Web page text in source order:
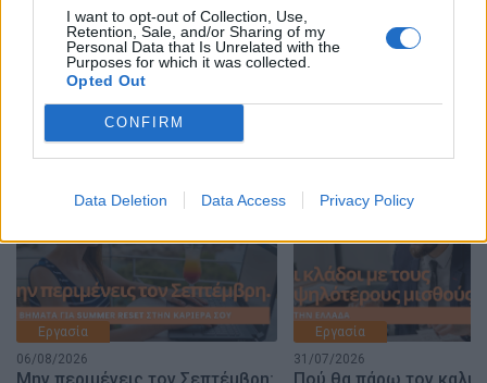
I want to opt-out of Collection, Use,
Retention, Sale, and/or Sharing of my
Personal Data that Is Unrelated with the
Purposes for which it was collected.
Opted Out
CONFIRM
Data Deletion Data Access Privacy Policy
Αποστολή
Διαβάστε ακόμη
Εργασία
06/08/2026
Εργασία
31/07/2026